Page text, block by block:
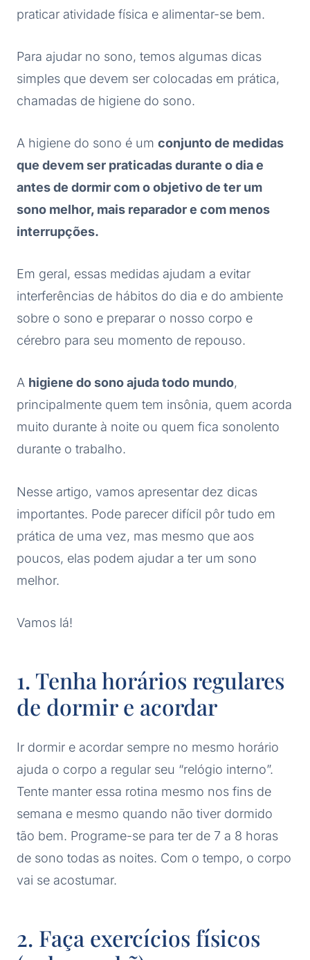
praticar atividade física e alimentar-se bem.
Para ajudar no sono, temos algumas dicas
simples que devem ser colocadas em prática,
chamadas de higiene do sono.
A higiene do sono é um conjunto de medidas
que devem ser praticadas durante o dia e
antes de dormir com o objetivo de ter um
sono melhor, mais reparador e com menos
interrupções.
Em geral, essas medidas ajudam a evitar
interferências de hábitos do dia e do ambiente
sobre o sono e preparar o nosso corpo e
cérebro para seu momento de repouso.
A higiene do sono ajuda todo mundo,
principalmente quem tem insônia, quem acorda
muito durante à noite ou quem fica sonolento
durante o trabalho.
Nesse artigo, vamos apresentar dez dicas
importantes. Pode parecer difícil pôr tudo em
prática de uma vez, mas mesmo que aos
poucos, elas podem ajudar a ter um sono
melhor.
Vamos lá!
1. Tenha horários regulares
de dormir e acordar
Ir dormir e acordar sempre no mesmo horário
ajuda o corpo a regular seu “relógio interno”.
Tente manter essa rotina mesmo nos fins de
semana e mesmo quando não tiver dormido
tão bem. Programe-se para ter de 7 a 8 horas
de sono todas as noites. Com o tempo, o corpo
vai se acostumar.
2. Faça exercícios físicos